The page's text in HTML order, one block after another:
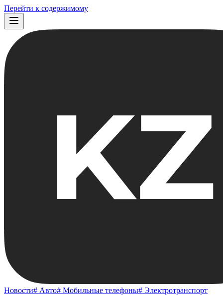
Перейти к содержимому
Новости# Авто# Мобильные телефоны# Электротранспорт